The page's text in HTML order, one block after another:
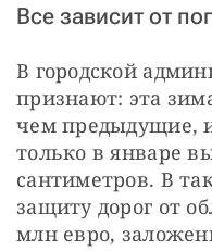
Все зависит от
В городской
признают: эта
чем предыдущие,
только в январе
сантиметров. В
защиту дорог от
млн евро,